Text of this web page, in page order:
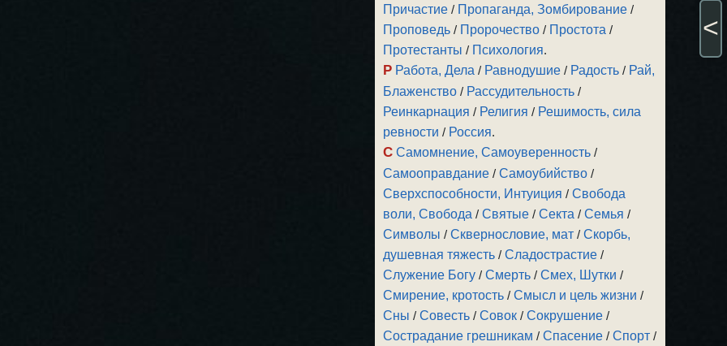
Причастие / Пропаганда, Зомбирование /
Проповедь / Пророчество / Простота /
Протестанты / Психология.
Р Работа, Дела / Равнодушие / Радость / Рай,
Блаженство / Рассудительность /
Реинкарнация / Религия / Решимость, сила
ревности / Россия.
С Самомнение, Самоуверенность /
Самооправдание /Самоубийство /
Сверхспособности, Интуиция /Свобода
воли, Свобода /Святые /Секта /Семья /
Символы /Сквернословие, мат /Скорбь,
душевная тяжесть /Сладострастие /
Служение Богу /Смерть /Смех, Шутки /
Смирение, кротость /Смысл и цель жизни /
Сны /Совесть /Совок /Сокрушение /
Сострадание грешникам /Спасение /Спорт /
<